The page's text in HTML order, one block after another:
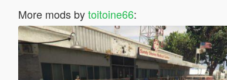
More mods bytoitoine66: